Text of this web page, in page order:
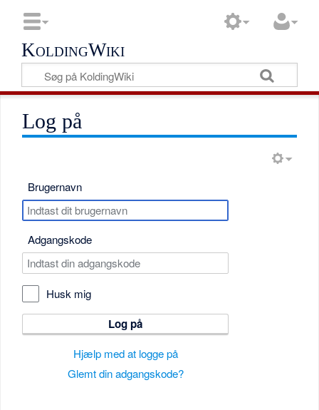
KoldingWiki
Log på
Brugernavn
Adgangskode
Husk mig
Log på
Hjælp med at logge på
Glemt din adgangskode?